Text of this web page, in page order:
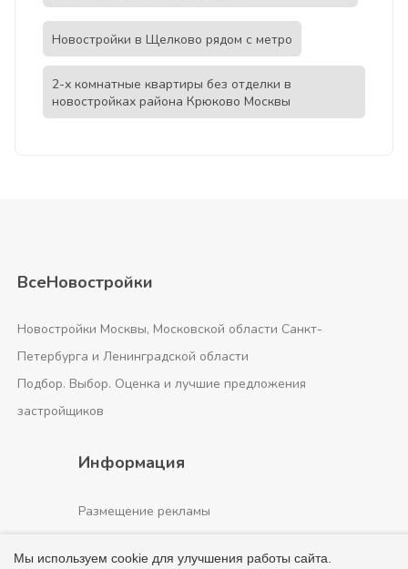
Новостройки в Щелково рядом с метро
2-х комнатные квартиры без отделки в
новостройках района Крюково Москвы
ВсеНовостройки
Новостройки Москвы, Московской области Санкт-
Петербурга и Ленинградской области
Подбор. Выбор. Оценка и лучшие предложения
застройщиков
Информация
Размещение рекламы
Мы используем cookie для улучшения работы сайта.